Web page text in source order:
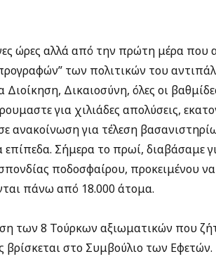
ώρες αλλά από την πρώτη μέρα που
προγραφών” των πολιτικών του
Δικαιοσύνη, όλες οι
για χιλιάδες απολύσεις,
ανακοίνωση για τέλεση
Σήμερα το πρωί, διαβάσαμε
ποδοσφαίρου, προκειμένου
πάνω από 18.000 άτομα.
των 8 Τούρκων αξιωματικών που
στο Συμβούλιο των Εφετών.